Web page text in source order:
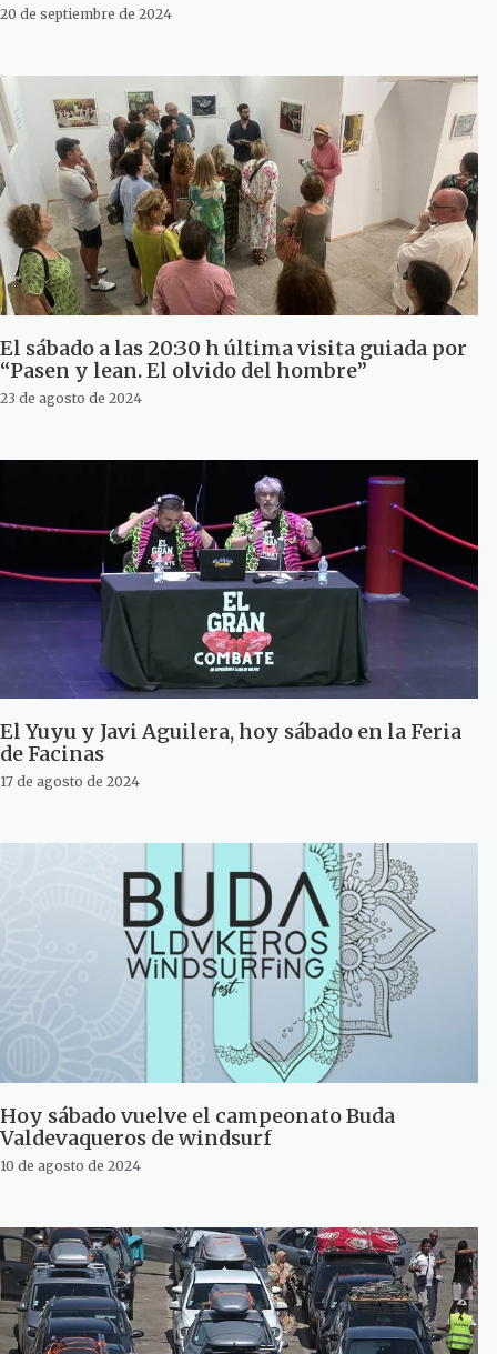
20 de septiembre de 2024
El sábado a las 20:30 h última visita guiada por
“Pasen y lean. El olvido del hombre”
23 de agosto de 2024
El Yuyu y Javi Aguilera, hoy sábado en la Feria
de Facinas
17 de agosto de 2024
Hoy sábado vuelve el campeonato Buda
Valdevaqueros de windsurf
10 de agosto de 2024